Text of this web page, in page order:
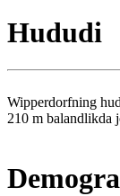
Hududi
Wipperdorfning
210 m balandlikda